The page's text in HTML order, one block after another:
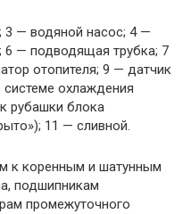
3 — водяной насос; 4 —
6 — подводящая трубка; 7
отопителя; 9 — датчик
системе охлаждения
рубашки блока
11 — сливной.
к коренным и шатунным
подшипникам
промежуточного